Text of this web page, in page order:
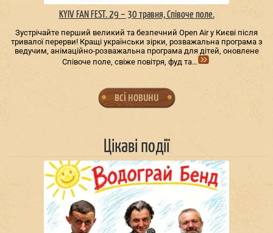
KYIV FAN FEST. 29 – 30 травня, Співоче поле.
Зустрічайте перший великий та безпечний Open Air у Києві після
тривалої перерви! Кращі українськи зірки, розважальна програма з
ведучим, анімаційно-розважальна програма для дітей, оновлене
Співоче поле, свіже повітря, фуд та…
всі новини
Цікаві події